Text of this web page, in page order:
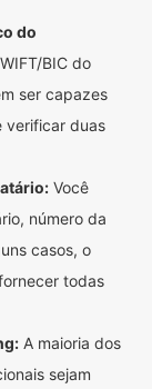
do
BIC do
ser capazes
verificar duas
Você
número da
casos, o
todas
A maioria dos
sejam